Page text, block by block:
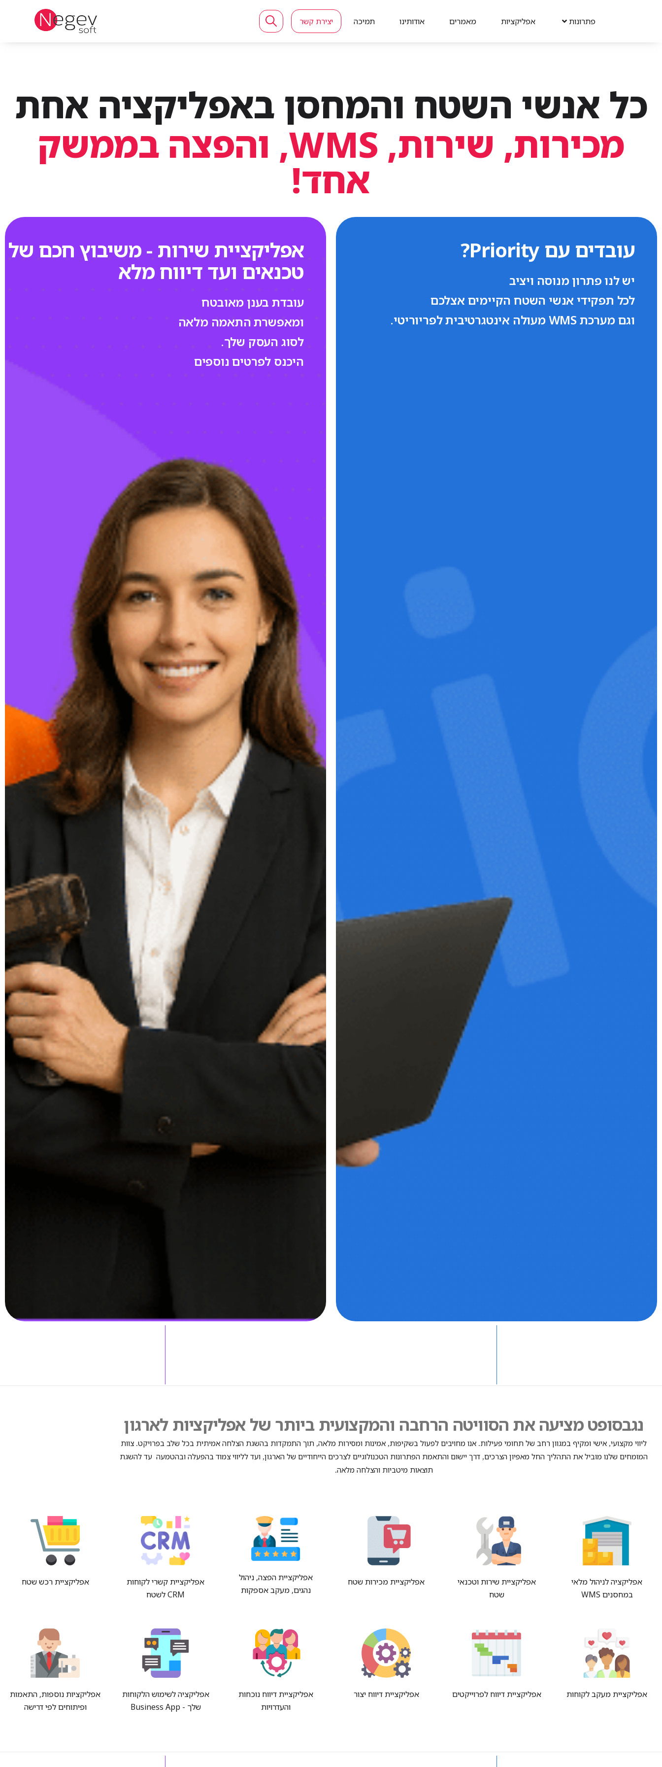
פתרונות אפליקציות מאמרים אודותינו תמיכה יצירת קשר
כל אנשי השטח והמחסן באפליקציה אחת
מכירות, שירות, WMS, והפצה בממשק
אחד!
עובדים עם Priority?
יש לנו פתרון מנוסה ויציב
לכל תפקידי אנשי השטח הקיימים אצלכם
וגם מערכת WMS מעולה אינטגרטיבית לפריוריטי.
עובדים עם Priority?
יש לנו פתרון מנוסה ויציב
לכל תפקידי אנשי השטח הקיימים אצלכם
וגם מערכת WMS מעולה אינטגרטיבית לפריוריטי.
אפליקציית שירות - משיבוץ חכם של
טכנאים ועד דיווח מלא
עובדת בענן מאובטח
ומאפשרת התאמה מלאה
לסוג העסק שלך.
היכנס לפרטים נוספים
אפליקציית שירות - משיבוץ חכם של
טכנאים ועד דיווח מלא
עובדת בענן מאובטח
ומאפשרת התאמה מלאה
לסוג העסק שלך.
היכנס לפרטים נוספים
נגבסופט מציעה את הסוויטה הרחבה והמקצועית ביותר של אפליקציות לארגון
ליווי מקצועי, אישי ומקיף במגוון רחב של תחומי פעילות. אנו מחויבים לפעול בשקיפות, אמינות ומסירות מלאה, תוך התמקדות בהשגת הצלחה אמיתית בכל שלב בפרויקט. צוות
המומחים שלנו מוביל את התהליך החל מאפיון הצרכים, דרך יישום והתאמת הפתרונות הטכנולוגיים לצרכים הייחודיים של הארגון, ועד לליווי צמוד בהפעלה ובהטמעה עד להשגת
תוצאות מיטביות והצלחה מלאה.
אפליקציה לניהול מלאי
במחסנים WMS
אפליקציית שירות וטכנאי
שטח
אפליקציית מכירות שטח
אפליקציית הפצה, ניהול
נהגים, מעקב אספקות
אפליקציית קשרי לקוחות
CRM לשטח
אפליקציית רכש שטח
אפליקציית מעקב לקוחות אפליקציית דיווח לפרוייקטים אפליקציית דיווח יצור
אפליקציית דיווח נוכחות
והעדרויות
אפליקציה לשימוש הלקוחות
שלך - Business App
אפליקציות נוספות, התאמות
ופיתוחים לפי דרישה